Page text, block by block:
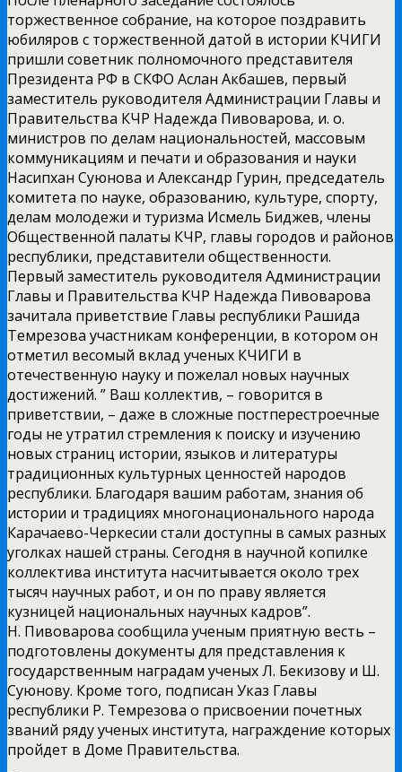
торжественное собрание, на которое поздравить
юбиляров с торжественной датой в истории КЧИГИ
пришли советник полномочного представителя
Президента РФ в СКФО Аслан Акбашев, первый
заместитель руководителя Администрации Главы и
Правительства КЧР Надежда Пивоварова, и. о.
министров по делам национальностей, массовым
коммуникациям и печати и образования и науки
Насипхан Суюнова и Александр Гурин, председатель
комитета по науке, образованию, культуре, спорту,
делам молодежи и туризма Исмель Биджев, члены
Общественной палаты КЧР, главы городов и районов
республики, представители общественности.
Первый заместитель руководителя Администрации
Главы и Правительства КЧР Надежда Пивоварова
зачитала приветствие Главы республики Рашида
Темрезова участникам конференции, в котором он
отметил весомый вклад ученых КЧИГИ в
отечественную науку и пожелал новых научных
достижений. ” Ваш коллектив, – говорится в
приветствии, – даже в сложные постперестроечные
годы не утратил стремления к поиску и изучению
новых страниц истории, языков и литературы
традиционных культурных ценностей народов
республики. Благодаря вашим работам, знания об
истории и традициях многонационального народа
Карачаево-Черкесии стали доступны в самых разных
уголках нашей страны. Сегодня в научной копилке
коллектива института насчитывается около трех
тысяч научных работ, и он по праву является
кузницей национальных научных кадров”.
Н. Пивоварова сообщила ученым приятную весть –
подготовлены документы для представления к
государственным наградам ученых Л. Бекизову и Ш.
Суюнову. Кроме того, подписан Указ Главы
республики Р. Темрезова о присвоении почетных
званий ряду ученых института, награждение которых
пройдет в Доме Правительства.